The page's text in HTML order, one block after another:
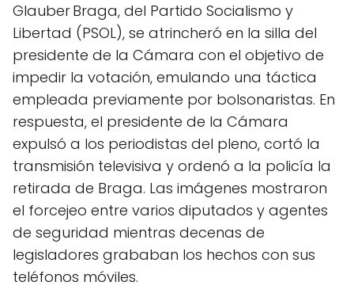
Glauber Braga, del Partido Socialismo y
Libertad (PSOL), se atrincheró en la silla del
presidente de la Cámara con el objetivo de
impedir la votación, emulando una táctica
empleada previamente por bolsonaristas. En
respuesta, el presidente de la Cámara
expulsó a los periodistas del pleno, cortó la
transmisión televisiva y ordenó a la policía la
retirada de Braga. Las imágenes mostraron
el forcejeo entre varios diputados y agentes
de seguridad mientras decenas de
legisladores grababan los hechos con sus
teléfonos móviles.